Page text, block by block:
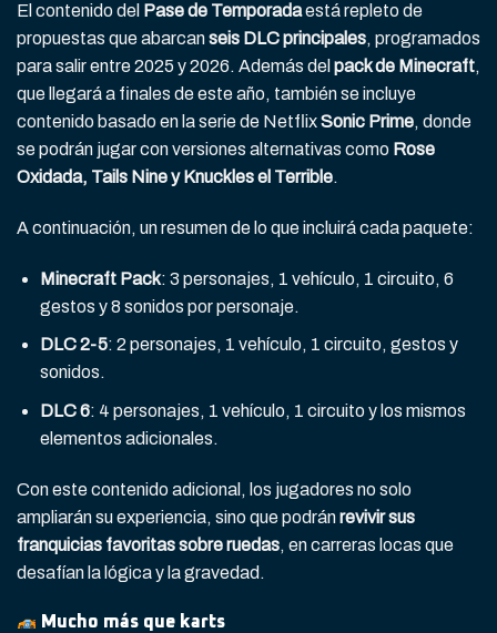
El contenido del Pase de Temporadaestá repleto de
propuestas que abarcanseis DLC principales, programados
para salir entre 2025 y 2026. Además del pack de Minecraft,
que llegará a finales de este año, también se incluye
contenido basado en la serie de NetflixSonic Prime, donde
se podrán jugar con versiones alternativas como Rose
Oxidada, Tails Nine y Knuckles el Terrible.
A continuación, un resumen de lo que incluirá cada paquete:
Minecraft Pack: 3 personajes, 1 vehículo, 1 circuito, 6
gestos y 8 sonidos por personaje.
DLC 2-5: 2 personajes, 1 vehículo, 1 circuito, gestos y
sonidos.
DLC 6: 4 personajes, 1 vehículo, 1 circuito y los mismos
elementos adicionales.
Con este contenido adicional, los jugadores no solo
ampliarán su experiencia, sino que podránrevivir sus
franquicias favoritas sobre ruedas, en carreras locas que
desafían la lógica y la gravedad.
Mucho más que karts